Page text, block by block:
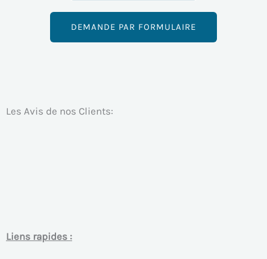
DEMANDE PAR FORMULAIRE
Les Avis de nos Clients:
Liens rapides :